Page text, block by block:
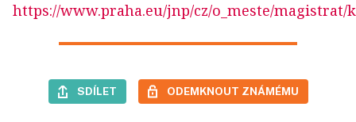
https://www.praha.eu/jnp/cz/o_meste/
SDÍLET ODEMKNOUT ZNÁMÉMU